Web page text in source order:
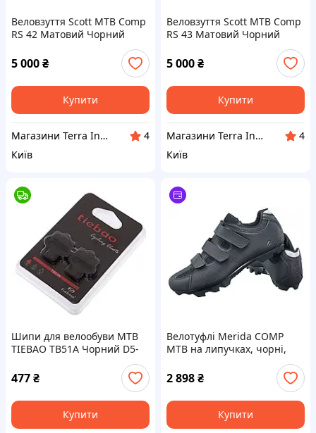
Веловзуття Scott MTB Comp
RS 42 Матовий Чорний
5 000₴
Купити
Магазини Terra Incognita
4
Київ
Веловзуття Scott MTB Comp
RS 43 Матовий Чорний
5 000₴
Купити
Магазини Terra Incognita
4
Київ
Шипи для велообуви MTB
TIEBAO TB51A Чорний D5-
477₴
Купити
Велотуфлі Merida COMP
MTB на липучках, чорні,
чоловічі
2 898₴
Купити